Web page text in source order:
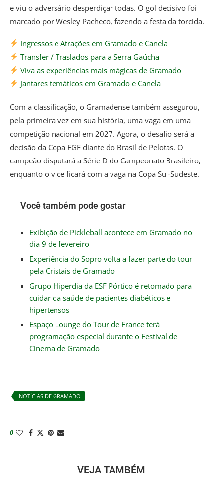
e viu o adversário desperdiçar todas. O gol decisivo foi
marcado por Wesley Pacheco, fazendo a festa da torcida.
Ingressos e Atrações em Gramado e Canela
Transfer / Traslados para a Serra Gaúcha
Viva as experiências mais mágicas de Gramado
Jantares temáticos em Gramado e Canela
Com a classificação, o Gramadense também assegurou,
pela primeira vez em sua história, uma vaga em uma
competição nacional em 2027. Agora, o desafio será a
decisão da Copa FGF diante do Brasil de Pelotas. O
campeão disputará a Série D do Campeonato Brasileiro,
enquanto o vice ficará com a vaga na Copa Sul-Sudeste.
Você também pode gostar
Exibição de Pickleball acontece em Gramado no
dia 9 de fevereiro
Experiência do Sopro volta a fazer parte do tour
pela Cristais de Gramado
Grupo Hiperdia da ESF Pórtico é retomado para
cuidar da saúde de pacientes diabéticos e
hipertensos
Espaço Lounge do Tour de France terá
programação especial durante o Festival de
Cinema de Gramado
NOTÍCIAS DE GRAMADO
0
VEJA TAMBÉM